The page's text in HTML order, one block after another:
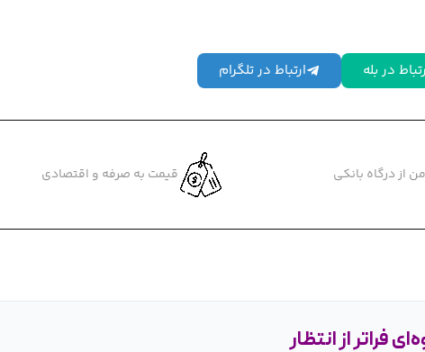
در بله ارتباط در تلگرام
از درگاه بانکی قیمت به صرفه و اقتصادی